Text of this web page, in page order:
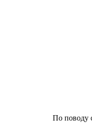
По поводу